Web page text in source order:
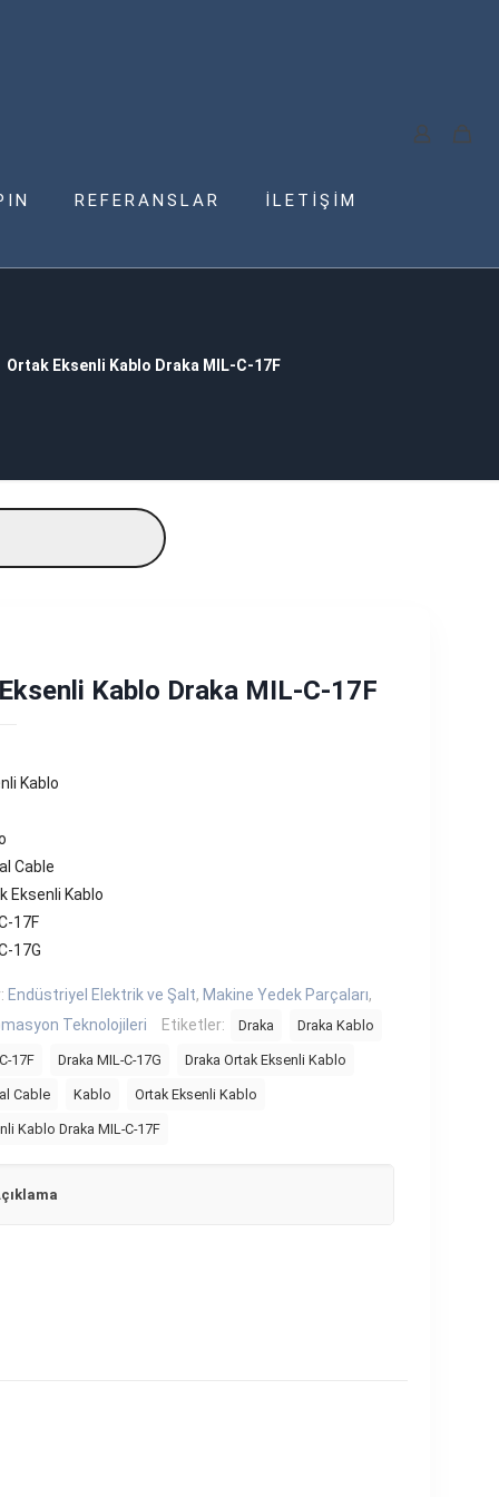
REFERANSLAR İLETİŞİM
Ortak Eksenli Kablo Draka MIL-C-17F
Kablo Draka MIL-C-17F
Kablo
Cable
Eksenli Kablo
17F
17G
Endüstriyel Elektrik ve Şalt, Makine Yedek Parçaları,
Teknolojileri
Etiketler: Draka Draka Kablo
17F Draka MIL-C-17G Draka Ortak Eksenli Kablo
Cable Kablo Ortak Eksenli Kablo
Kablo Draka MIL-C-17F